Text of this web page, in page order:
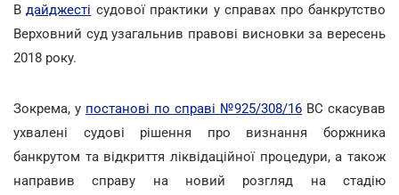
Вдайджесті судової практики у справах про банкрутство
Верховний суд узагальнив правові висновки за вересень
2018 року.
Зокрема, у постанові по справі №925/308/16 ВС скасував
ухвалені судові рішення про визнання боржника
банкрутом та відкриття ліквідаційної процедури, а також
направив справу на новий розгляд на стадію